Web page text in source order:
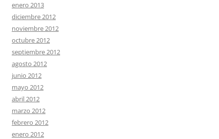
enero 2013
diciembre 2012
noviembre 2012
octubre 2012
septiembre 2012
agosto 2012
junio 2012
mayo 2012
abril 2012
marzo 2012
febrero 2012
enero 2012